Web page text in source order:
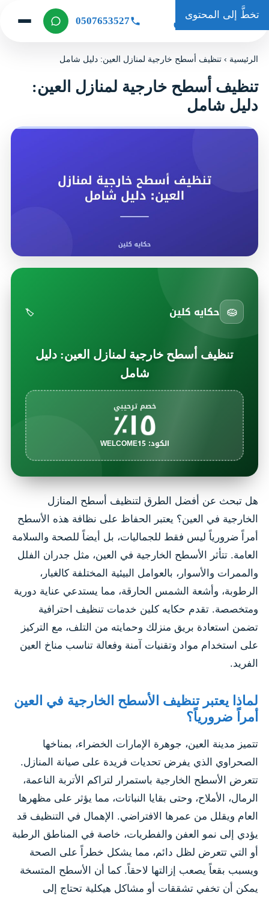
تخطَّ إلى المحتوى
حكاية كلين 0507653527
الرئيسية ›تنظيف أسطح خارجية لمنازل العين: دليل شامل
تنظيف أسطح خارجية لمنازل العين:
دليل شامل
🧽 حكايه كلين 🏷️
تنظيف أسطح خارجية لمنازل العين: دليل
شامل
خصم ترحيبي
١٥٪
الكود: WELCOME15
هل تبحث عن أفضل الطرق لتنظيف أسطح المنازل
الخارجية في العين؟ يعتبر الحفاظ على نظافة هذه الأسطح
أمراً ضرورياً ليس فقط للجماليات، بل أيضاً للصحة والسلامة
العامة. تتأثر الأسطح الخارجية في العين، مثل جدران الفلل
والممرات والأسوار، بالعوامل البيئية المختلفة كالغبار،
الرطوبة، وأشعة الشمس الحارقة، مما يستدعي عناية دورية
ومتخصصة. تقدم حكايه كلين خدمات تنظيف احترافية
تضمن استعادة بريق منزلك وحمايته من التلف، مع التركيز
على استخدام مواد وتقنيات آمنة وفعالة تناسب مناخ العين
الفريد.
لماذا يعتبر تنظيف الأسطح الخارجية في العين
أمراً ضرورياً؟
تتميز مدينة العين، جوهرة الإمارات الخضراء، بمناخها
الصحراوي الذي يفرض تحديات فريدة على صيانة المنازل.
تتعرض الأسطح الخارجية باستمرار لتراكم الأتربة الناعمة،
الرمال، الأملاح، وحتى بقايا النباتات، مما يؤثر على مظهرها
العام ويقلل من عمرها الافتراضي. الإهمال في التنظيف قد
يؤدي إلى نمو العفن والفطريات، خاصة في المناطق الرطبة
أو التي تتعرض لظل دائم، مما يشكل خطراً على الصحة
ويسبب بقعاً يصعب إزالتها لاحقاً. كما أن الأسطح المتسخة
يمكن أن تخفي تشققات أو مشاكل هيكلية تحتاج إلى